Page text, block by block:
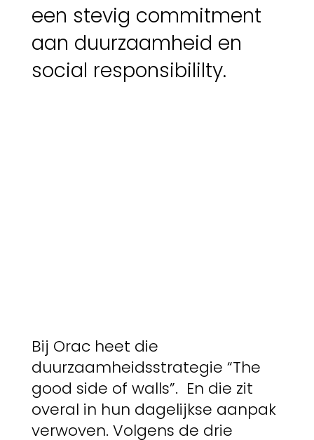
een stevig commitment
aan duurzaamheid en
social responsibililty.
Bij Orac heet die
duurzaamheidsstrategie “The
good side of walls”. En die zit
overal in hun dagelijkse aanpak
verwoven. Volgens de drie